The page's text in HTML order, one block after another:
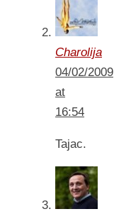
Charolija
04/02/2009
at
16:54
Tajac.